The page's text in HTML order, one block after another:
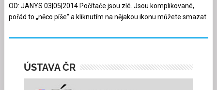
OD: JANYS 03|05|2014 Počítače jsou zlé. Jsou komplikované,
pořád to „něco píše“ a kliknutím na nějakou ikonu můžete smazat
ÚSTAVA ČR